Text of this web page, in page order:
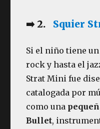
➡️ 2. Squier
Si el niño tiene
rock y hasta el
Strat Mini fue
catalogada por
como una
Bullet,